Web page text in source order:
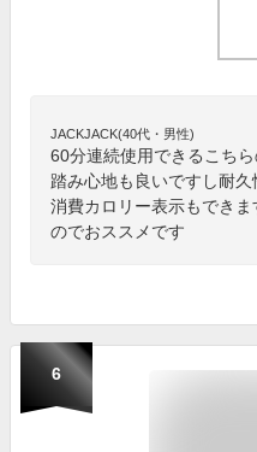
JACKJACK(40代・男性)
60分連続使用できるこち
踏み心地も良いですし耐
消費カロリー表示もでき
のでおススメです
6